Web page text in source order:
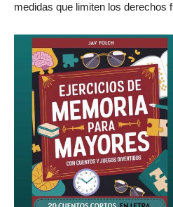
medidas que limiten los derechos